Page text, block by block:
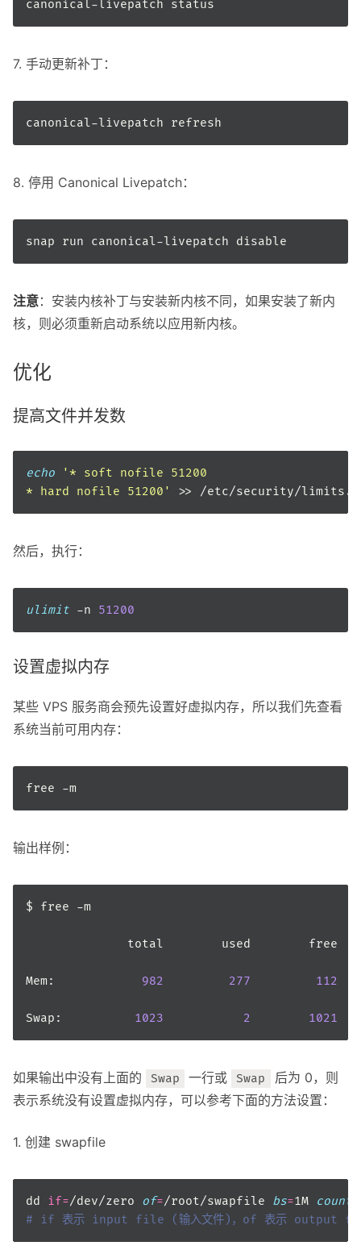
7. 手动更新补丁：
8. 停用 Canonical Livepatch：
注意：安装内核补丁与安装新内核不同，如果安装了新内
核，则必须重新启动系统以应用新内核。
优化
提高文件并发数
echo
* hard nofile 51200'
然后，执行：
ulimit -n 51200
设置虚拟内存
某些 VPS 服务商会预先设置好虚拟内存，所以我们先查看
系统当前可用内存：
输出样例：
Mem: 982 277 112
Swap: 1023 2 1021
如果输出中没有上面的 Swap 一行或 Swap
后为 0，则
表示系统没有设置虚拟内存，可以参考下面的方法设置：
1. 创建 swapfile
dd if=/dev/zero of=/root/swapfile bs=1M count
# if 表示 input file (输入文件)，of 表示 output file